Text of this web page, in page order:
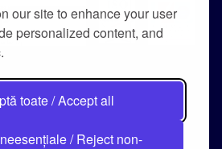
our site to enhance your user
personalized content, and
toate / Accept all
/ Reject non-